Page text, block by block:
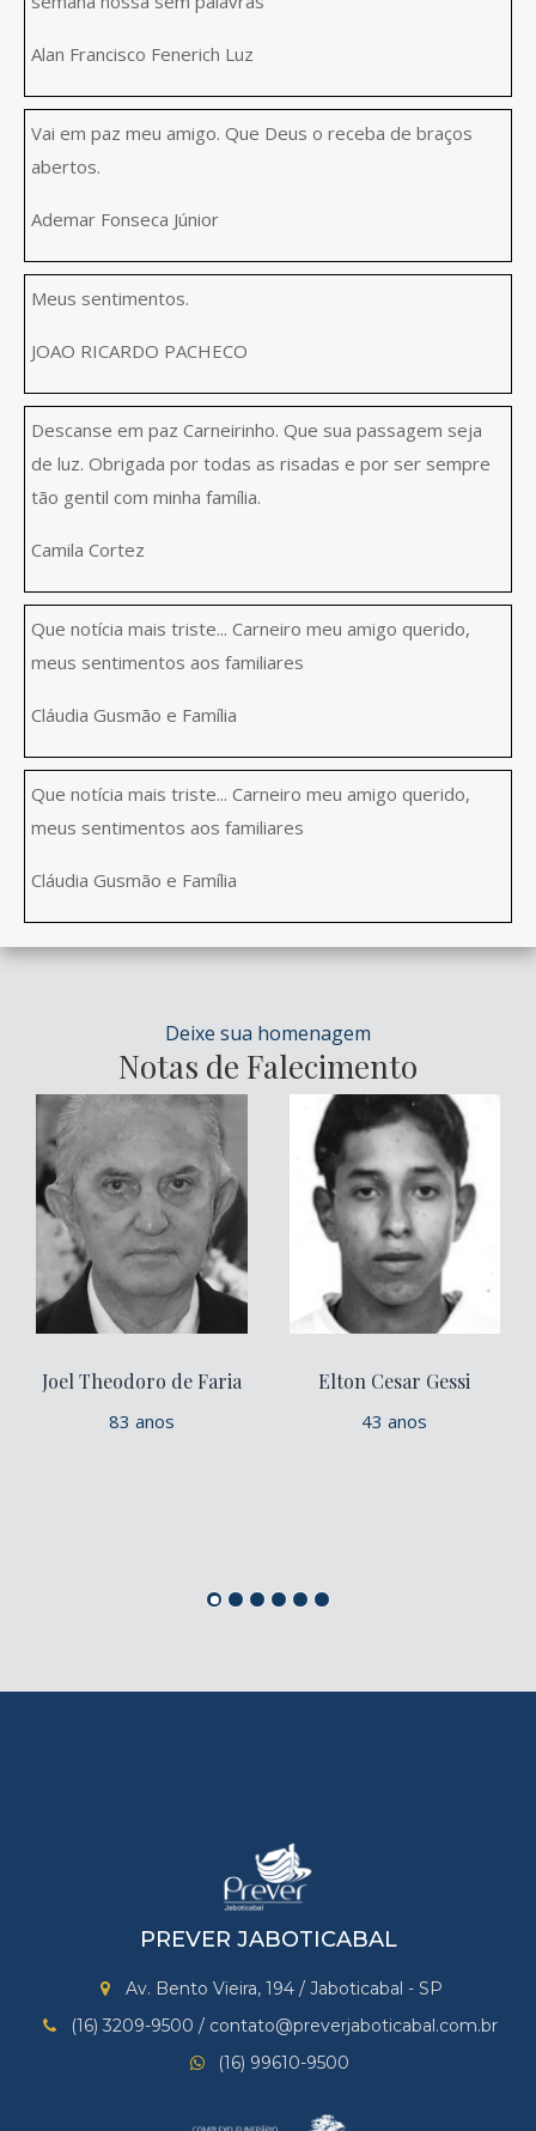
Alan Francisco Fenerich Luz
Vai em paz meu amigo. Que Deus o receba de braços
abertos.
Ademar Fonseca Júnior
Meus sentimentos.
JOAO RICARDO PACHECO
Descanse em paz Carneirinho. Que sua passagem seja
de luz. Obrigada por todas as risadas e por ser sempre
tão gentil com minha família.
Camila Cortez
Que notícia mais triste... Carneiro meu amigo querido,
meus sentimentos aos familiares
Cláudia Gusmão e Família
Que notícia mais triste... Carneiro meu amigo querido,
meus sentimentos aos familiares
Cláudia Gusmão e Família
Deixe sua homenagem
Notas de Falecimento
Joel Theodoro de Faria
83 anos
Elton Cesar Gessi
43 anos
PREVER JABOTICABAL
Av. Bento Vieira, 194 / Jaboticabal - SP
(16) 3209-9500 / contato@preverjaboticabal.com.br
(16) 99610-9500